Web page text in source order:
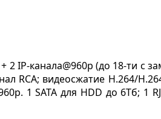
2 IP-канала@960p (до 18-ти с
RCA; видеосжатие H.264/
1 SATA для HDD до 6Тб; 1